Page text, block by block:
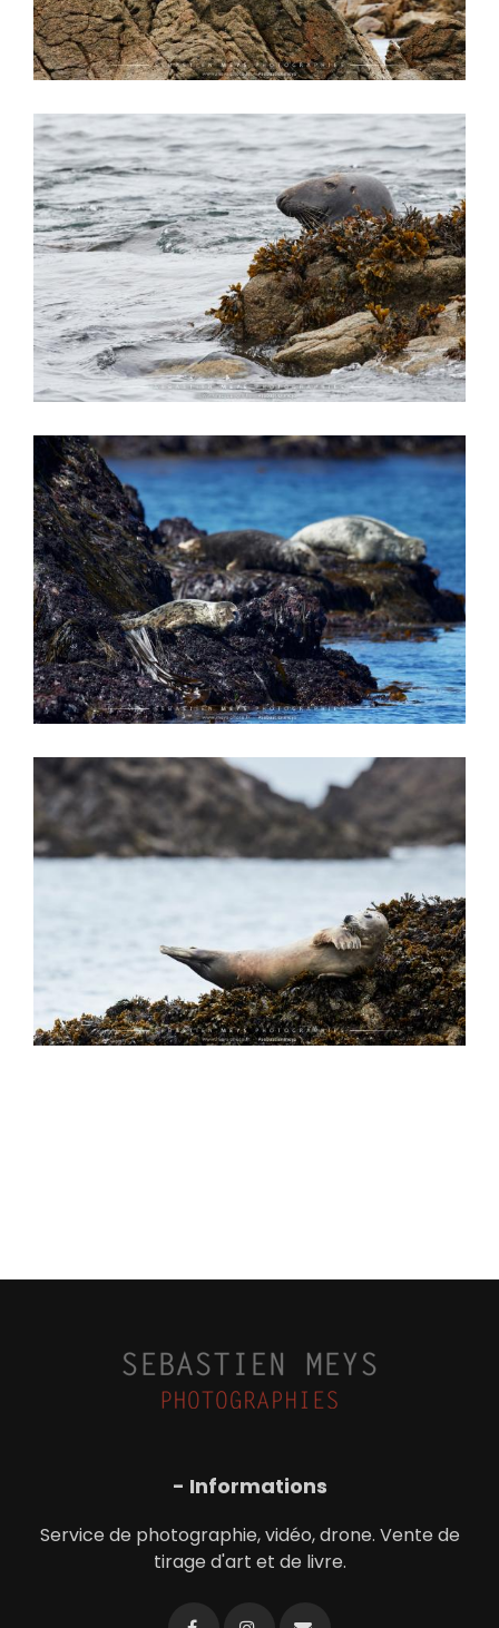
- Informations
Service de photographie, vidéo, drone. Vente de
tirage d'art et de livre.